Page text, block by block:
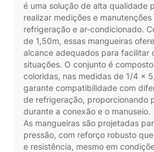
é uma solução de alta qualidade
realizar medições e
refrigeração e ar-condicionado.
de 1,50m, essas mangueiras
alcance adequados para facilitar
situações. O conjunto é
coloridas, nas medidas de 1/4 x
garante compatibilidade com
de refrigeração, proporcionando
durante a conexão e o manuseio.
As mangueiras são projetadas
pressão, com reforço robusto
e resistência, mesmo em